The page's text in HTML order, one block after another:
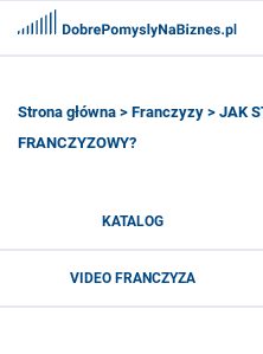
FRANCZYZY
CYFRYZACJA
Strona główna > Franczyzy > JAK
FRANCZYZOWY?
KATALOG
VIDEO FRANCZYZA